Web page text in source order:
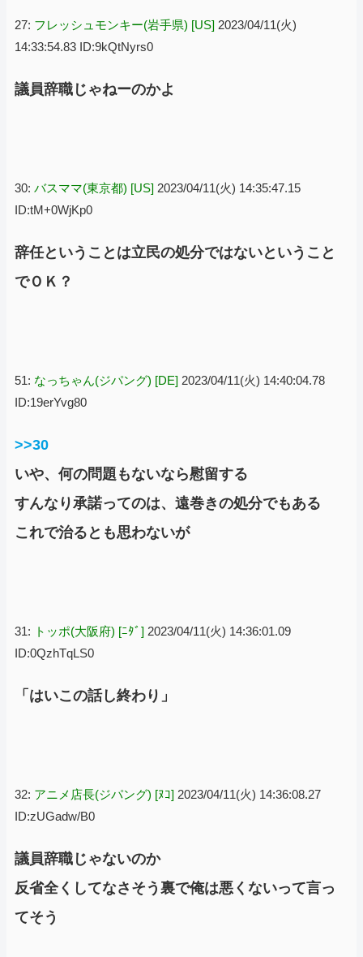
27: フレッシュモンキー(岩手県) [US] 2023/04/11(火)
14:33:54.83 ID:9kQtNyrs0
議員辞職じゃねーのかよ
30: バスママ(東京都) [US] 2023/04/11(火) 14:35:47.15
ID:tM+0WjKp0
辞任ということは立民の処分ではないということ
でＯＫ？
51: なっちゃん(ジパング) [DE] 2023/04/11(火) 14:40:04.78
ID:19erYvg80
>>30
いや、何の問題もないなら慰留する
すんなり承諾ってのは、遠巻きの処分でもある
これで治るとも思わないが
31: トッポ(大阪府) [ﾆﾀﾞ] 2023/04/11(火) 14:36:01.09
ID:0QzhTqLS0
「はいこの話し終わり」
32: アニメ店長(ジパング) [ﾇｺ] 2023/04/11(火) 14:36:08.27
ID:zUGadw/B0
議員辞職じゃないのか
反省全くしてなさそう裏で俺は悪くないって言っ
てそう